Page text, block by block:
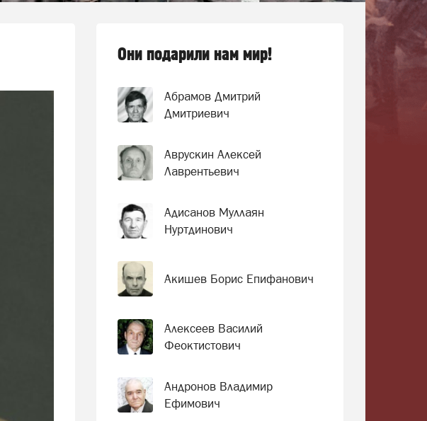
Они подарили нам мир!
Абрамов Дмитрий
Дмитриевич
Аврускин Алексей
Лаврентьевич
Адисанов Муллаян
Нуртдинович
Акишев Борис Епифанович
Алексеев Василий
Феоктистович
Андронов Владимир
Ефимович